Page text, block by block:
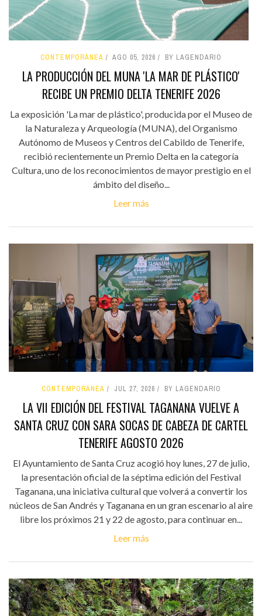
CONTEMPORÁNEA AGO 05, 2026 BY LAGENDARIO
LA PRODUCCIÓN DEL MUNA 'LA MAR DE PLÁSTICO'
RECIBE UN PREMIO DELTA TENERIFE 2026
La exposición 'La mar de plástico', producida por el Museo de
la Naturaleza y Arqueología (MUNA), del Organismo
Autónomo de Museos y Centros del Cabildo de Tenerife,
recibió recientemente un Premio Delta en la categoría
Cultura, uno de los reconocimientos de mayor prestigio en el
ámbito del diseño...
Leer más
CONTEMPORÁNEA JUL 27, 2026 BY LAGENDARIO
LA VII EDICIÓN DEL FESTIVAL TAGANANA VUELVE A
SANTA CRUZ CON SARA SOCAS DE CABEZA DE CARTEL
TENERIFE AGOSTO 2026
El Ayuntamiento de Santa Cruz acogió hoy lunes, 27 de julio,
la presentación oficial de la séptima edición del Festival
Taganana, una iniciativa cultural que volverá a convertir los
núcleos de San Andrés y Taganana en un gran escenario al aire
libre los próximos 21 y 22 de agosto, para continuar en...
Leer más